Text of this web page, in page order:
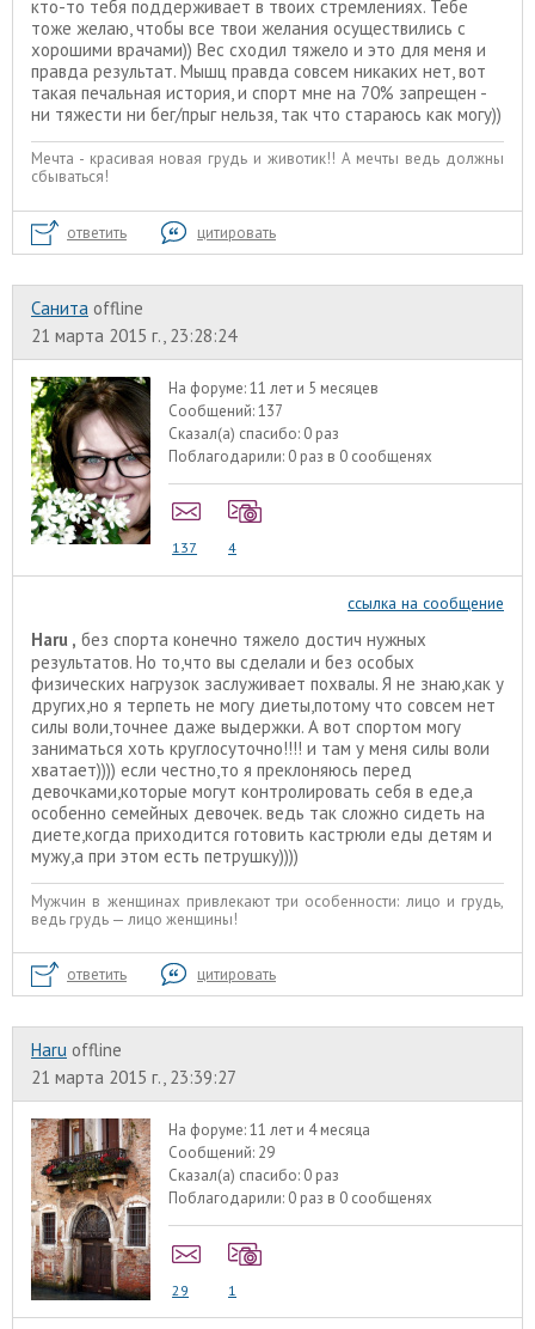
кто-то тебя поддерживает в твоих стремлениях. Тебе
тоже желаю, чтобы все твои желания осуществились с
хорошими врачами)) Вес сходил тяжело и это для меня и
правда результат. Мышц правда совсем никаких нет, вот
такая печальная история, и спорт мне на 70% запрещен -
ни тяжести ни бег/прыг нельзя, так что стараюсь как могу))
Мечта - красивая новая грудь и животик!! А мечты ведь должны
сбываться!
ответить цитировать
Санита offline
21 марта 2015 г., 23:28:24
На форуме:11 лет и 5 месяцев
Сообщений:137
Сказал(а) спасибо: 0 раз
Поблагодарили: 0 раз в 0 сообщенях
137 4
ссылка на сообщение
Haru , без спорта конечно тяжело достич нужных
результатов. Но то,что вы сделали и без особых
физических нагрузок заслуживает похвалы. Я не знаю,как у
других,но я терпеть не могу диеты,потому что совсем нет
силы воли,точнее даже выдержки. А вот спортом могу
заниматься хоть круглосуточно!!!! и там у меня силы воли
хватает)))) если честно,то я преклоняюсь перед
девочками,которые могут контролировать себя в еде,а
особенно семейных девочек. ведь так сложно сидеть на
диете,когда приходится готовить кастрюли еды детям и
мужу,а при этом есть петрушку))))
Мужчин в женщинах привлекают три особенности: лицо и грудь,
ведь грудь — лицо женщины!
ответить цитировать
Haru offline
21 марта 2015 г., 23:39:27
На форуме:11 лет и 4 месяца
Сообщений: 29
Сказал(а) спасибо: 0 раз
Поблагодарили: 0 раз в 0 сообщенях
29 1